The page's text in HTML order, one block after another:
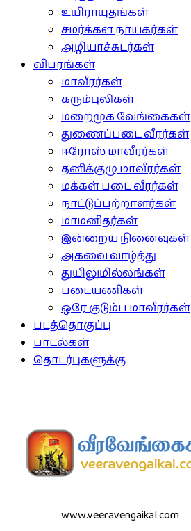
உயிராயுதங்கள்
சமர்க்கள நாயகர்கள்
அழியாச்சுடர்கள்
விபரங்கள்
மாவீரர்கள்
கரும்புலிகள்
மறைமுக வேங்கைகள்
துணைப்படை வீரர்கள்
ஈரோஸ் மாவீரர்கள்
தனிக்குழு மாவீரர்கள்
மக்கள் படை வீரர்கள்
நாட்டுப்பற்றாளர்கள்
மாமனிதர்கள்
இன்றைய நினைவுகள்
அகவை வாழ்த்து
துயிலுமில்லங்கள்
படையணிகள்
ஒரே குடும்ப மாவீரர்கள்
படத்தொகுப்பு
பாடல்கள்
தொடர்புகளுக்கு
www.veeravengaikal.com